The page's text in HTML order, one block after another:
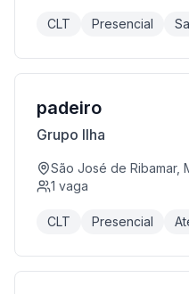
CLT Presencial
padeiro
Grupo Ilha
São José de Ribamar,
1 vaga
CLT Presencial